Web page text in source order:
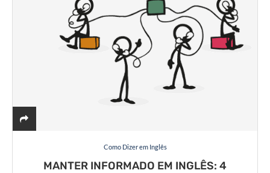
Como Dizer em Inglês
MANTER INFORMADO EM INGLÊS: 4